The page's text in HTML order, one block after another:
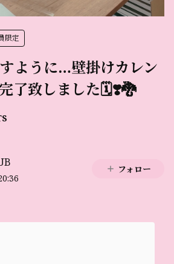
限定
ように…壁掛けカレン
了致しました🗓❣️🐉
フォロー